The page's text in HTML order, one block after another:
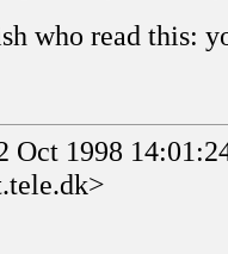
who read this:
Oct 1998